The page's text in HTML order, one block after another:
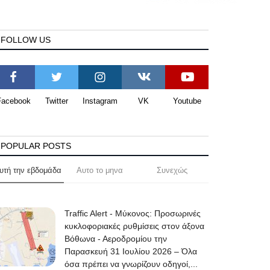
FOLLOW US
Twitter Instagram VK Youtube
POPULAR POSTS
την εβδομάδα Αυτο το μηνα Συνεχώς
Traffic Alert - Μύκονος: Προσωρινές
κυκλοφοριακές ρυθμίσεις στον άξονα
Βόθωνα - Αεροδρομίου την
Παρασκευή 31 Ιουλίου 2026 – Όλα
όσα πρέπει να γνωρίζουν οδηγοί,...